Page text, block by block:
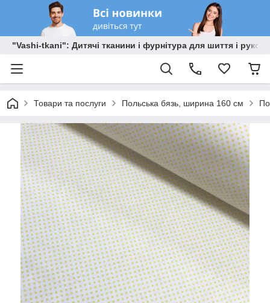
"Vashi-tkani": Дитячі тканини і фурнітура для шиття і
Товари та послуги Польська бязь, ширина 160 см